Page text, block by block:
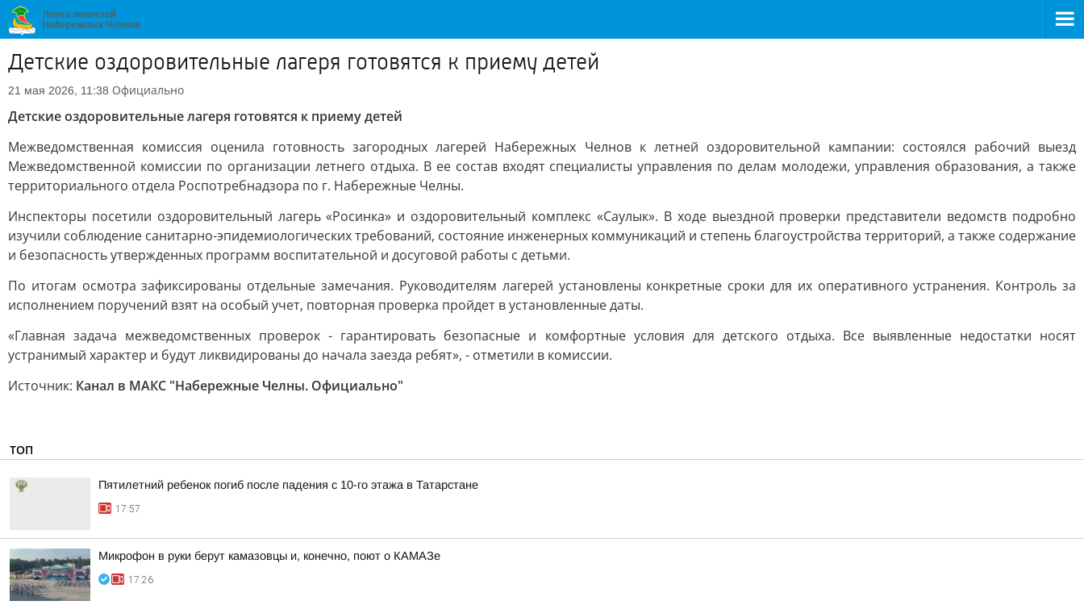
Детские оздоровительные лагеря готовятся к приему детей
21 мая 2026, 11:38 Официально
Детские оздоровительные лагеря готовятся к приему детей
Межведомственная комиссия оценила готовность загородных лагерей Набережных Челнов к летней оздоровительной кампании: состоялся рабочий выезд
Межведомственной комиссии по организации летнего отдыха. В ее состав входят специалисты управления по делам молодежи, управления образования, а также
территориального отдела Роспотребнадзора по г. Набережные Челны.
Инспекторы посетили оздоровительный лагерь «Росинка» и оздоровительный комплекс «Саулык». В ходе выездной проверки представители ведомств подробно
изучили соблюдение санитарно-эпидемиологических требований, состояние инженерных коммуникаций и степень благоустройства территорий, а также содержание
и безопасность утвержденных программ воспитательной и досуговой работы с детьми.
По итогам осмотра зафиксированы отдельные замечания. Руководителям лагерей установлены конкретные сроки для их оперативного устранения. Контроль за
исполнением поручений взят на особый учет, повторная проверка пройдет в установленные даты.
«Главная задача межведомственных проверок - гарантировать безопасные и комфортные условия для детского отдыха. Все выявленные недостатки носят
устранимый характер и будут ликвидированы до начала заезда ребят», - отметили в комиссии.
Источник: Канал в МАКС "Набережные Челны. Официально"
ТОП
Пятилетний ребенок погиб после падения с 10-го этажа в Татарстане
17:57
Микрофон в руки берут камазовцы и, конечно, поют о КАМАЗе
17:26